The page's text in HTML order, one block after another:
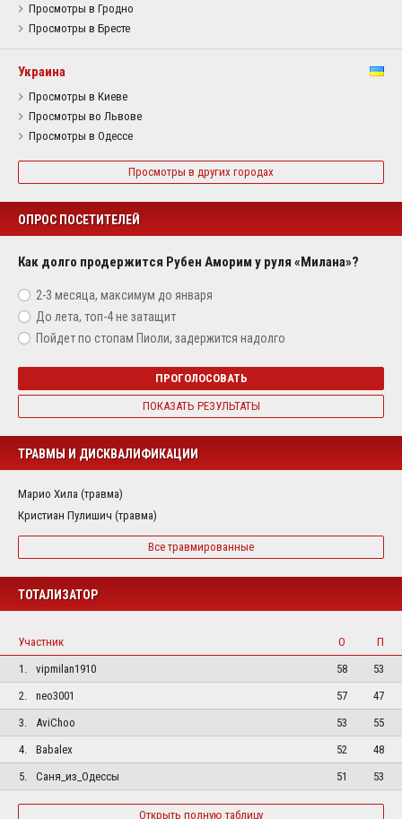
Просмотры в Гродно
Просмотры в Бресте
Украина
Просмотры в Киеве
Просмотры во Львове
Просмотры в Одессе
Просмотры в других городах
ОПРОС ПОСЕТИТЕЛЕЙ
Как долго продержится Рубен Аморим у руля «Милана»?
2-3 месяца, максимум до января
До лета, топ-4 не затащит
Пойдет по стопам Пиоли, задержится надолго
ПРОГОЛОСОВАТЬ
ПОКАЗАТЬ РЕЗУЛЬТАТЫ
ТРАВМЫ И ДИСКВАЛИФИКАЦИИ
Марио Хила (травма)
Кристиан Пулишич (травма)
Все травмированные
ТОТАЛИЗАТОР
Участник О
П
1.
vipmilan1910 58
53
2.
neo3001 57
47
3.
AviChoo 53
55
4.
Babalex 52
48
5.
Саня_из_Одессы 51 53
Открыть полную таблицу